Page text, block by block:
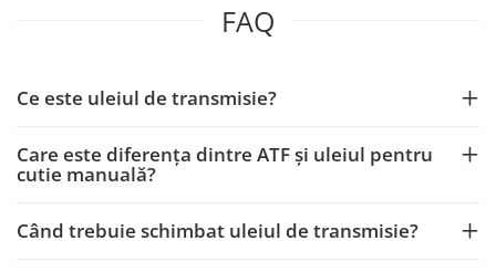
FAQ
Ce este uleiul de transmisie?
Care este diferența dintre ATF și uleiul pentru
cutie manuală?
Când trebuie schimbat uleiul de transmisie?